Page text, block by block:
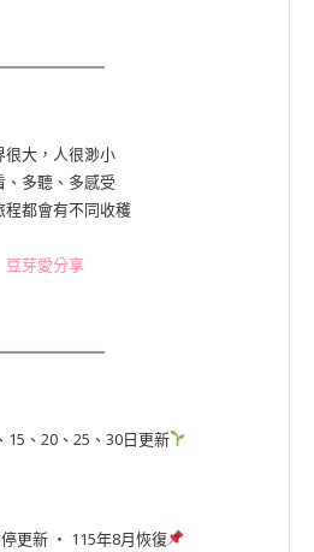
很大，人很渺小
、多聽、多感受
程都會有不同收穫
豆芽愛分享
15、20、25、30日更新
更新 ‧ 115年8月恢復